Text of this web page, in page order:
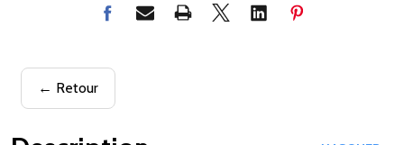
← Retour